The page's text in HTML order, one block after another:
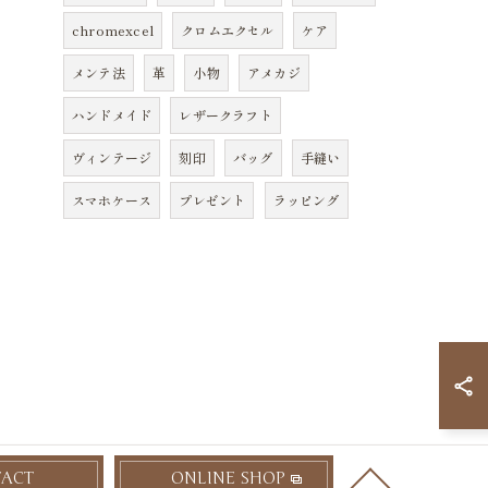
chromexcel クロムエクセル ケア
メンテ法 革 小物 アメカジ
ハンドメイド レザークラフト
ヴィンテージ 刻印 バッグ 手縫い
スマホケース プレゼント ラッピング
ONLINE SHOP